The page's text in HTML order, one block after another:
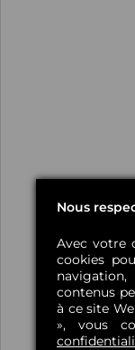
Nous
Avec votre
cookies
contenus
à ce site
», vous